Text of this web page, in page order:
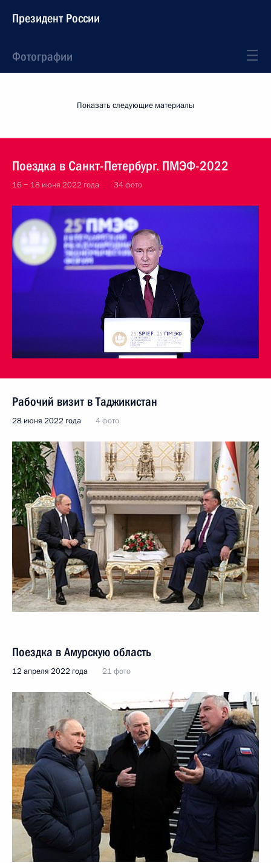
Президент России
Фотографии
Показать следующие материалы
Поездка в Санкт-Петербург. ПМЭФ-2022
16 − 18 июня 2022 года 34 фото
Рабочий визит в Таджикистан
28 июня 2022 года 4 фото
Поездка в Амурскую область
12 апреля 2022 года 21 фото